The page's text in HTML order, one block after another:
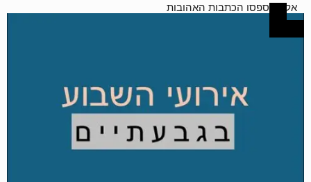
אל תפספסו הכתבות האהובות